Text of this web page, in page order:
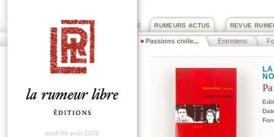
REVUE
RUMEURS ACTUS
PRIX ROGER DEXTRE
Passions civile... Entretiens
jeudi 06 août 2026